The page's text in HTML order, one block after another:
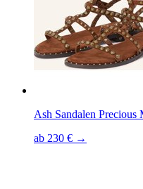
Ash Sandalen Precious
ab 230 € →